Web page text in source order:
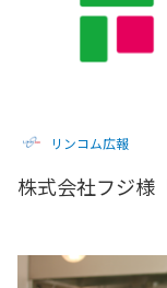
リンコム広報
株式会社フジ様